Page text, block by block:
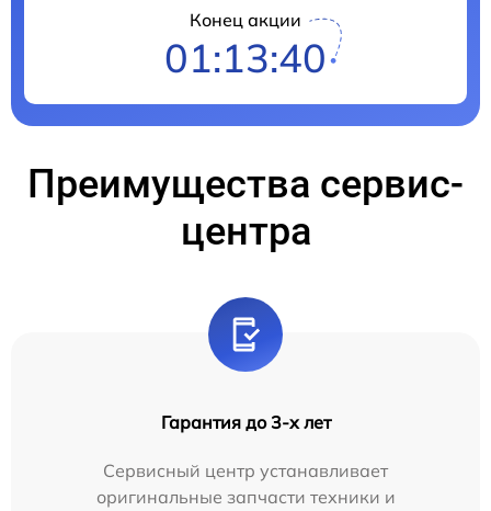
Конец акции
01:13:39
Преимущества сервис-
центра
Гарантия до 3-х лет
Сервисный центр устанавливает
оригинальные запчасти техники и